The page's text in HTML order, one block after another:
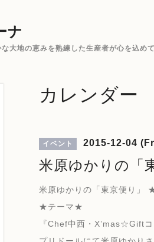
ナ
大地の恵みを熟練した生産者が心を込
カレンダー
イベント 2015-12-04
米原ゆかりの
米原ゆかりの「東京便り
★テーマ★
『Chef中西・X’mas☆Gift